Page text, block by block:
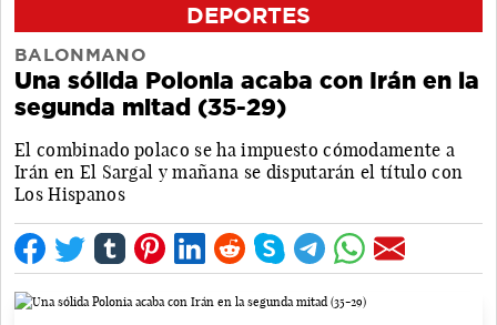
DEPORTES
BALONMANO
Una sólida Polonia acaba con Irán en la
segunda mitad (35-29)
El combinado polaco se ha impuesto cómodamente a
Irán en El Sargal y mañana se disputarán el título con
Los Hispanos